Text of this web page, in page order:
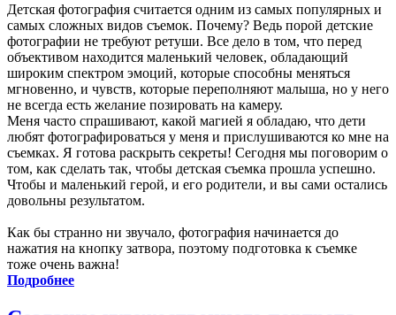
Детская фотография считается одним из самых популярных и
самых сложных видов съемок. Почему? Ведь порой детские
фотографии не требуют ретуши. Все дело в том, что перед
объективом находится маленький человек, обладающий
широким спектром эмоций, которые способны меняться
мгновенно, и чувств, которые переполняют малыша, но у него
не всегда есть желание позировать на камеру.
Меня часто спрашивают, какой магией я обладаю, что дети
любят фотографироваться у меня и прислушиваются ко мне на
съемках. Я готова раскрыть секреты! Сегодня мы поговорим о
том, как сделать так, чтобы детская съемка прошла успешно.
Чтобы и маленький герой, и его родители, и вы сами остались
довольны результатом.
Как бы странно ни звучало, фотография начинается до
нажатия на кнопку затвора, поэтому подготовка к съемке
тоже очень важна!
Подробнее